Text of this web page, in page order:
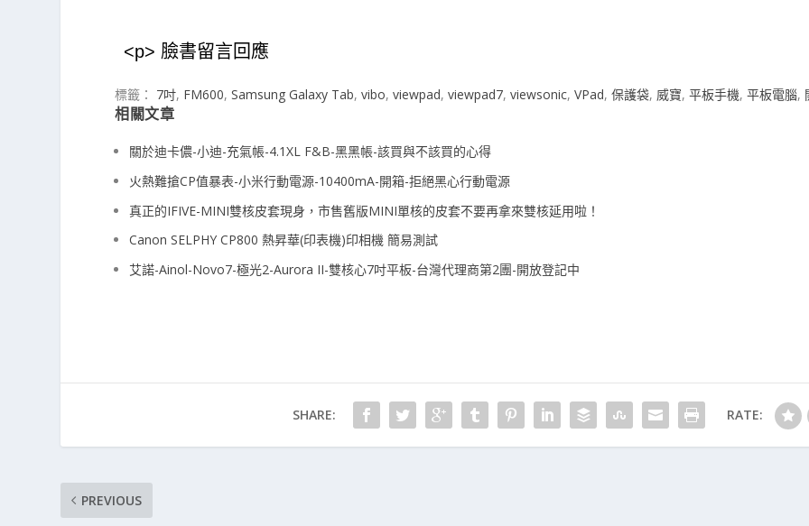
<p> 臉書留言回應
標籤： 7吋, FM600,Samsung Galaxy Tab,vibo,viewpad,viewpad7,viewsonic,VPad,保護袋, 威寶,平板手機,平板電腦,
相關文章
關於迪卡儂-小迪-充氣帳-4.1XL F&B-黑黑帳-該買與不該買的心得
火熱難搶CP值暴表-小米行動電源-10400mA-開箱-拒絕黑心行動電源
真正的IFIVE-MINI雙核皮套現身，市售舊版MINI單核的皮套不要再拿來雙核延用啦！
Canon SELPHY CP800 熱昇華(印表機)印相機 簡易測試
艾諾-Ainol-Novo7-極光2-Aurora II-雙核心7吋平板-台灣代理商第2團-開放登記中
SHARE: RATE:
PREVIOUS